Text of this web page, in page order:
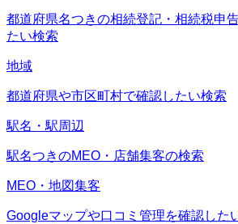
都道府県名つきの相続登記・相続税申
たい検索
地域
都道府県や市区町村で確認したい検索
駅名・駅周辺
駅名つきのMEO・店舗集客の検索
MEO・地図集客
Googleマップや口コミ管理を確認した